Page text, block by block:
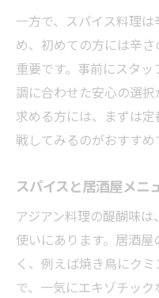
一方で、スパイス料理
め、初めての方には辛
重要です。事前にスタ
調に合わせた安心の選
求める方には、まずは
戦してみるのがおすすめ
スパイスと居酒屋メニ
アジアン料理の醍醐味
使いにあります。居酒
く、例えば焼き鳥にク
で、一気にエキゾチッ